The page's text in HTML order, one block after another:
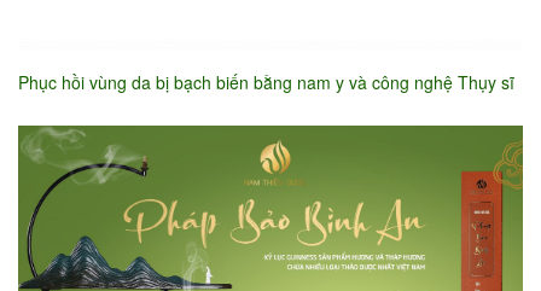
Phục hồi vùng da bị bạch biến bằng nam y và công nghệ Thụy sĩ